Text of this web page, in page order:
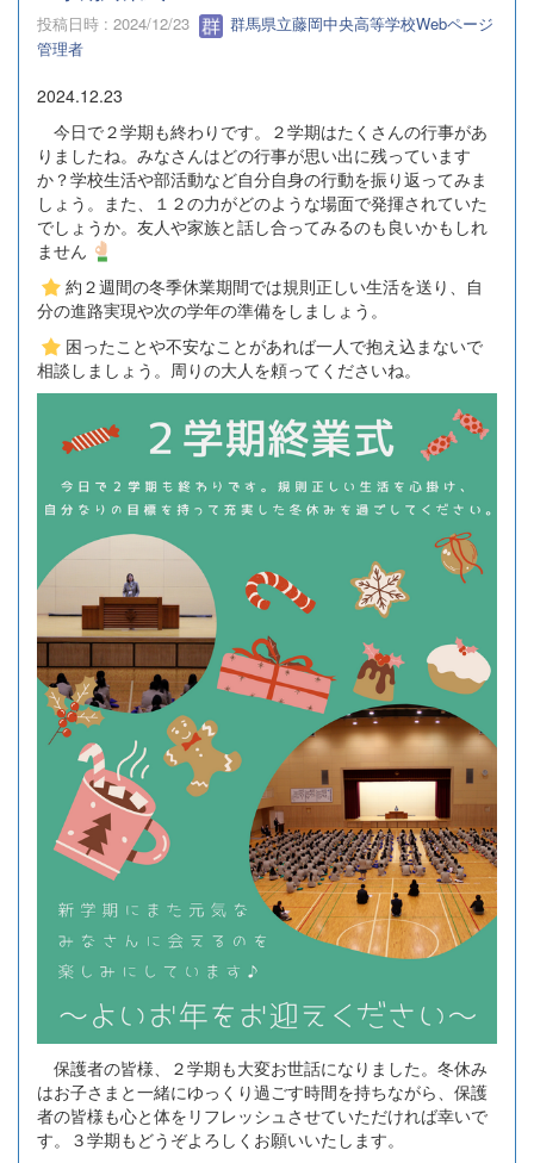
投稿日時 : 2024/12/23
群馬県立藤岡中央高等学校Webページ
管理者
2024.12.23
今日で２学期も終わりです。２学期はたくさんの行事があ
りましたね。みなさんはどの行事が思い出に残っています
か？学校生活や部活動など自分自身の行動を振り返ってみま
しょう。また、１２の力がどのような場面で発揮されていた
でしょうか。友人や家族と話し合ってみるのも良いかもしれ
ません
約２週間の冬季休業期間では規則正しい生活を送り、自
分の進路実現や次の学年の準備をしましょう。
困ったことや不安なことがあれば一人で抱え込まないで
相談しましょう。周りの大人を頼ってくださいね。
保護者の皆様、２学期も大変お世話になりました。冬休み
はお子さまと一緒にゆっくり過ごす時間を持ちながら、保護
者の皆様も心と体をリフレッシュさせていただければ幸いで
す。３学期もどうぞよろしくお願いいたします。